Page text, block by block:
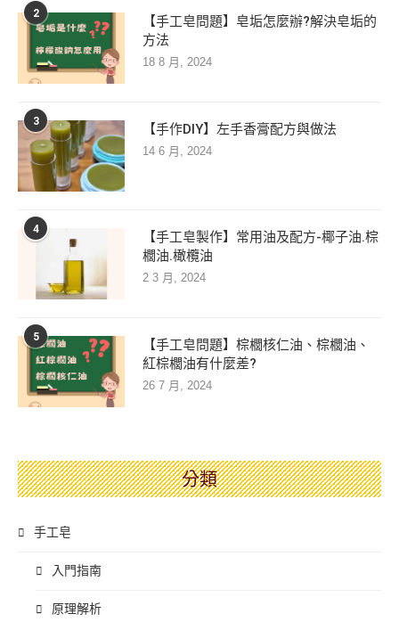
2
【手工皂問題】皂垢怎麼辦?解決皂垢的
方法
18 8 月, 2024
3 【手作DIY】左手香膏配方與做法
14 6 月, 2024
4
【手工皂製作】常用油及配方-椰子油.棕
櫚油.橄欖油
2 3 月, 2024
5
【手工皂問題】棕櫚核仁油、棕櫚油、
紅棕櫚油有什麼差?
26 7 月, 2024
分類
手工皂
入門指南
原理解析